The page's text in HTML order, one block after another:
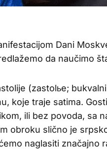
Dani
da naučimo
(zastolьe;
koje traje satima.
ili bez povoda, sa
obroku slično je
naglasiti značajno